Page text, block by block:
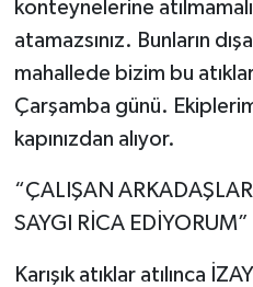
konteynelerine
atamazsınız. Bunların
mahallede bizim bu
Çarşamba günü.
kapınızdan alıyor.
“ÇALIŞAN
SAYGI RİCA EDİYORUM”
Karışık atıklar atılınca